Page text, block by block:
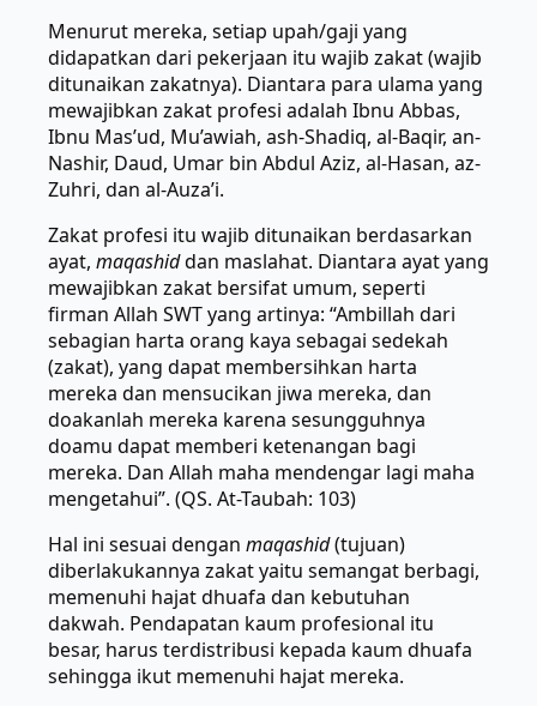
Menurut mereka, setiap upah/gaji yang
didapatkan dari pekerjaan itu wajib zakat (wajib
ditunaikan zakatnya). Diantara para ulama yang
mewajibkan zakat profesi adalah Ibnu Abbas,
Ibnu Mas’ud, Mu’awiah, ash-Shadiq, al-Baqir, an-
Nashir, Daud, Umar bin Abdul Aziz, al-Hasan, az-
Zuhri, dan al-Auza’i.
Zakat profesi itu wajib ditunaikan berdasarkan
ayat, maqashiddan maslahat. Diantara ayat yang
mewajibkan zakat bersifat umum, seperti
firman Allah SWT yang artinya: “Ambillah dari
sebagian harta orang kaya sebagai sedekah
(zakat), yang dapat membersihkan harta
mereka dan mensucikan jiwa mereka, dan
doakanlah mereka karena sesungguhnya
doamu dapat memberi ketenangan bagi
mereka. Dan Allah maha mendengar lagi maha
mengetahui”. (QS. At-Taubah: 103)
Hal ini sesuai dengan maqashid(tujuan)
diberlakukannya zakat yaitu semangat berbagi,
memenuhi hajat dhuafa dan kebutuhan
dakwah. Pendapatan kaum profesional itu
besar, harus terdistribusi kepada kaum dhuafa
sehingga ikut memenuhi hajat mereka.